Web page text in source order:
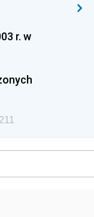
r. w